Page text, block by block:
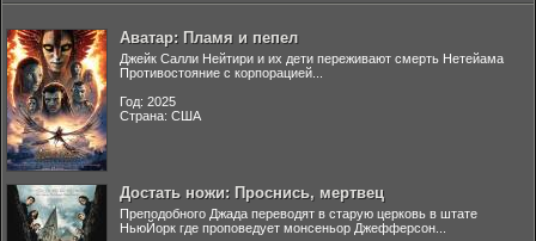
Аватар: Пламя и пепел
Джейк Салли Нейтири и их дети переживают смерть Нетейама
Противостояние с корпорацией...
Год: 2025
Страна: США
Достать ножи: Проснись, мертвец
Преподобного Джада переводят в старую церковь в штате
НьюЙорк где проповедует монсеньор Джефферсон...